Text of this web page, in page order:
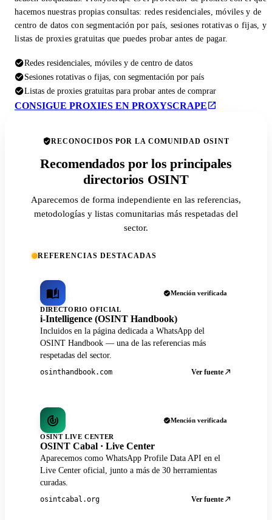
hacemos nuestras propias consultas: redes residenciales, móviles y de
centro de datos con segmentación por país, sesiones rotativas o fijas, y
listas de proxies gratuitas que puedes probar antes de pagar.
Redes residenciales, móviles y de centro de datos
Sesiones rotativas o fijas, con segmentación por país
Listas de proxies gratuitas para probar antes de comprar
CONSIGUE PROXIES EN PROXYSCRAPE
RECONOCIDOS POR LA COMUNIDAD OSINT
Recomendados por los principales
directorios OSINT
Aparecemos de forma independiente en las referencias,
metodologías y listas comunitarias más respetadas del
sector.
REFERENCIAS DESTACADAS
Mención verificada
DIRECTORIO OFICIAL
i-Intelligence (OSINT Handbook)
Incluidos en la página dedicada a WhatsApp del
OSINT Handbook — una de las referencias más
respetadas del sector.
osinthandbook.com Ver fuente
Mención verificada
OSINT LIVE CENTER
OSINT Cabal · Live Center
Aparecemos como WhatsApp Profile Data API en el
Live Center oficial, junto a más de 30 herramientas
curadas.
osintcabal.org Ver fuente